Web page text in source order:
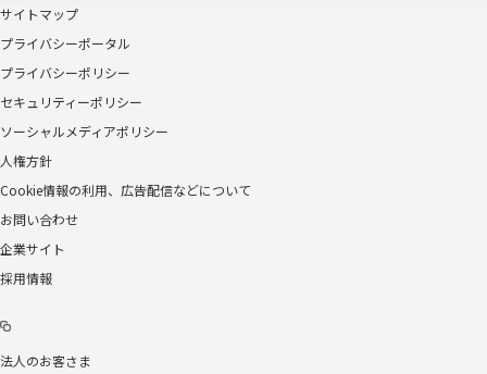
サイトマップ
プライバシーポータル
プライバシーポリシー
セキュリティーポリシー
ソーシャルメディアポリシー
人権方針
Cookie情報の利用、広告配信などについて
お問い合わせ
企業サイト
採用情報
法人のお客さま